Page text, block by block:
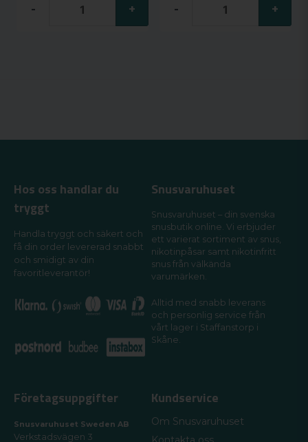
- + - +
Hos oss handlar du
tryggt
Handla tryggt och säkert och
få din order levererad snabbt
och smidigt av din
favoritleverantör!
Snusvaruhuset
Snusvaruhuset – din svenska
snusbutik online. Vi erbjuder
ett varierat sortiment av snus,
nikotinpåsar samt nikotinfritt
snus från välkända
varumärken.
Alltid med snabb leverans
och personlig service från
vårt lager i Staffanstorp i
Skåne.
Företagsuppgifter
Snusvaruhuset Sweden AB
Verkstadsvägen 3
Kundservice
Om Snusvaruhuset